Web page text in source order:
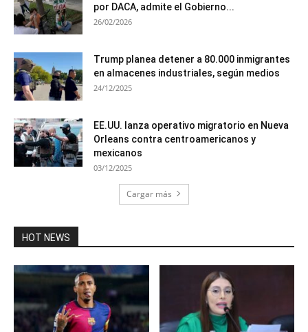
por DACA, admite el Gobierno...
26/02/2026
Trump planea detener a 80.000 inmigrantes
en almacenes industriales, según medios
24/12/2025
EE.UU. lanza operativo migratorio en Nueva
Orleans contra centroamericanos y
mexicanos
03/12/2025
Cargar más
HOT NEWS